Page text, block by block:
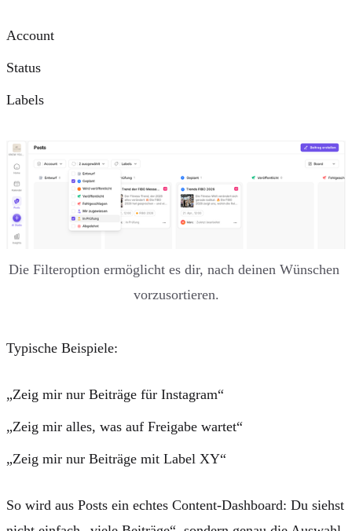
Account
Status
Labels
Die Filteroption ermöglicht es dir, nach deinen Wünschen
vorzusortieren.
Typische Beispiele:
„Zeig mir nur Beiträge für Instagram“
„Zeig mir alles, was auf Freigabe wartet“
„Zeig mir nur Beiträge mit Label XY“
So wird aus Posts ein echtes Content-Dashboard: Du siehst